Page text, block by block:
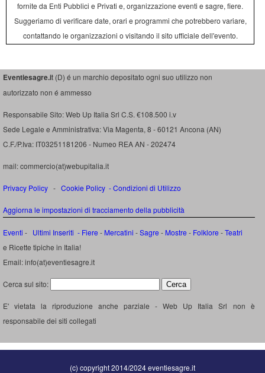
fornite da Enti Pubblici e Privati e, organizzazione eventi e sagre, fiere.
Suggeriamo di verificare date, orari e programmi che potrebbero variare,
contattando le organizzazioni o visitando il sito ufficiale dell'evento.
Eventiesagre.it (D) é un marchio depositato ogni suo utilizzo non
autorizzato non é ammesso
Responsabile Sito: Web Up Italia Srl C.S. €108.500 i.v
Sede Legale e Amministrativa: Via Magenta, 8 - 60121 Ancona (AN)
C.F./P.Iva: IT03251181206 - Numeo REA AN - 202474
mail: commercio(at)webupitalia.it
Privacy Policy - Cookie Policy -Condizioni di Utilizzo
Aggiorna le impostazioni di tracciamento della pubblicità
Eventi - Ultimi Inseriti - Fiere - Mercatini -Sagre - Mostre - Folklore -Teatri
e Ricette tipiche in Italia!
Email: info(at)eventiesagre.it
Cerca sul sito:
E' vietata la riproduzione anche parziale - Web Up Italia Srl non è
responsabile dei siti collegati
(c) copyright 2014/2024 eventiesagre.it